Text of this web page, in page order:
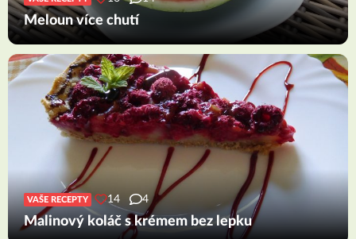
Meloun více chutí
VAŠE RECEPTY 14 4
Malinový koláč s krémem bez lepku